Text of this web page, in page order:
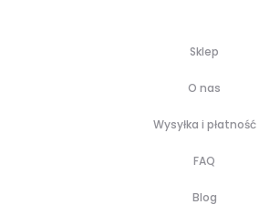
Sklep
O nas
Wysyłka i płatność
FAQ
Blog